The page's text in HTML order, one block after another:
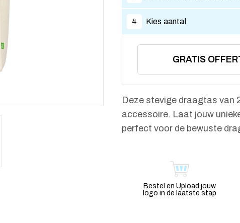
4 Kies aantal
GRATIS
Deze stevige draagtas van
accessoire. Laat jouw
perfect voor de bewuste
Bestel en Upload jouw
logo in de laatste stap